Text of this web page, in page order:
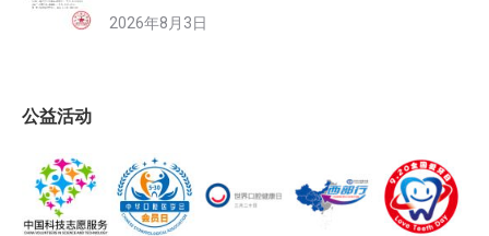
2026年8月3日
公益活动